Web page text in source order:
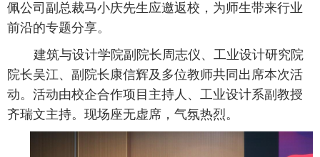
佩公司副总裁马小庆先生应邀返校，为师生带来行业
前沿的专题分享。
建筑与设计学院副院长周志仪、工业设计研究院
院长吴江、副院长康信辉及多位教师共同出席本次活
动。活动由校企合作项目主持人、工业设计系副教授
齐瑞文主持。现场座无虚席，气氛热烈。